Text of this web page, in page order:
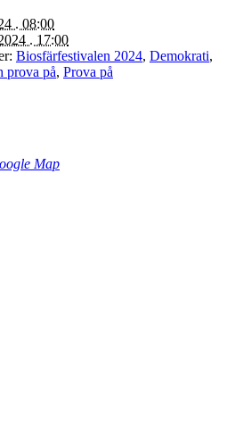
. 08:00
. 17:00
Biosfärfestivalen 2024, Demokrati,
prova på, Prova på
Map